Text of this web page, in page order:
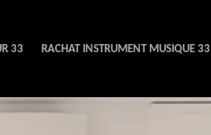
33 RACHAT INSTRUMENT MUSIQUE 33